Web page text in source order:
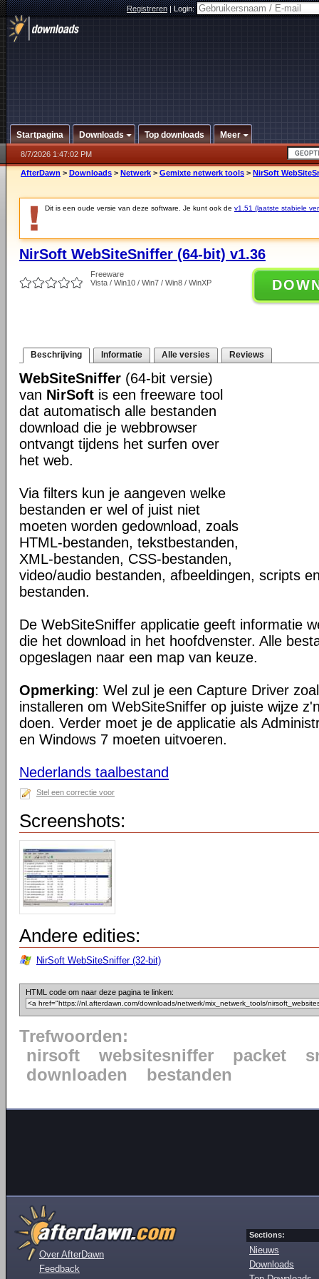
Registreren|Login:
Startpagina Downloads Top downloads Meer
8/7/2026 1:47:02 PM
AfterDawn > Downloads > Netwerk > Gemixte netwerk tools > NirSoft
Dit is een oude versie van deze software. Je kunt ook de v1.51 (laatste stabiele
NirSoft WebSiteSniffer (64-bit) v1.36
Freeware
Vista / Win10 / Win7 / Win8 / WinXP
Beschrijving Informatie Alle versies Reviews
WebSiteSniffer (64-bit versie)
van NirSoft is een freeware tool
dat automatisch alle bestanden
download die je webbrowser
ontvangt tijdens het surfen over
het web.
Via filters kun je aangeven welke
bestanden er wel of juist niet
moeten worden gedownload, zoals
HTML-bestanden, tekstbestanden,
XML-bestanden, CSS-bestanden,
video/audio bestanden, afbeeldingen, scripts
bestanden.
De WebSiteSniffer applicatie geeft informatie
die het download in het hoofdvenster. Alle
opgeslagen naar een map van keuze.
Opmerking: Wel zul je een Capture Driver
installeren om WebSiteSniffer op juiste wijze
doen. Verder moet je de applicatie als
en Windows 7 moeten uitvoeren.
Nederlands taalbestand
Stel een correctie voor
Screenshots:
Andere edities:
NirSoft WebSiteSniffer (32-bit)
HTML code om naar deze pagina te linken:
Trefwoorden:
nirsoft
websitesniffer packet
downloaden
bestanden
Over AfterDawn
Feedback
Sections:
Nieuws
Downloads